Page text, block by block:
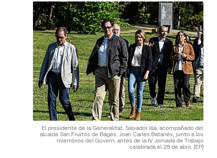
El presidente de la Generalitat, Salvador Illa, acompañado del
alcalde San Fruitós de Bages, Joan Carles Batanés, junto a los
miembros del Govern, antes de la IV Jornada de Trabajo
celebrada el 25 de abril. (EP)